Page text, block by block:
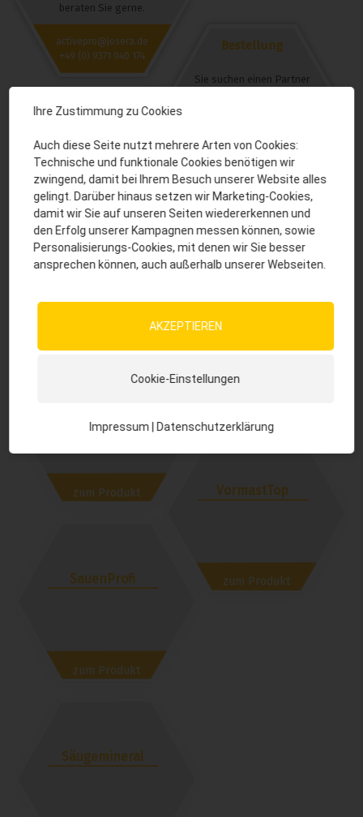
beraten Sie gerne.
activepro@josera.de
+49 (0) 9371 940 174
Bestellung
Sie suchen einen Partner
activepro@josera.de
+49 (0) 9371 940 174
Das könnte Sie auch interessieren:
zum Produkt
SauenProfi
zum Produkt
VormastTop
zum Produkt
Säugemineral
Ihre Zustimmung zu Cookies
Auch diese Seite nutzt mehrere Arten von Cookies:
Technische und funktionale Cookies benötigen wir
zwingend, damit bei Ihrem Besuch unserer Website alles
gelingt. Darüber hinaus setzen wir Marketing-Cookies,
damit wir Sie auf unseren Seiten wiedererkennen und
den Erfolg unserer Kampagnen messen können, sowie
Personalisierungs-Cookies, mit denen wir Sie besser
ansprechen können, auch außerhalb unserer Webseiten.
AKZEPTIEREN
Cookie-Einstellungen
Impressum|Datenschutzerklärung